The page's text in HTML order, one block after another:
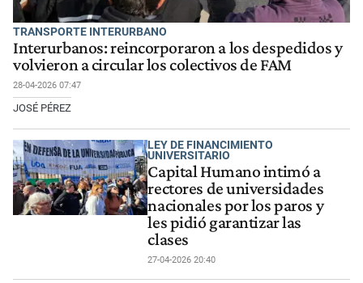
TRANSPORTE INTERURBANO
Interurbanos: reincorporaron a los despedidos y
volvieron a circular los colectivos de FAM
28-04-2026 07:47
JOSÉ PÉREZ
LEY DE FINANCIMIENTO
UNIVERSITARIO
Capital Humano intimó a
rectores de universidades
nacionales por los paros y
les pidió garantizar las
clases
27-04-2026 20:40